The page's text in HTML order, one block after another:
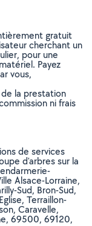
gratuit
cherchant un
pour une
Payez
vous,
la prestation
ni frais
de services
d'arbres sur la
Alsace-Lorraine,
Sud, Bron-Sud,
Terraillon-
Caravelle,
69500, 69120,